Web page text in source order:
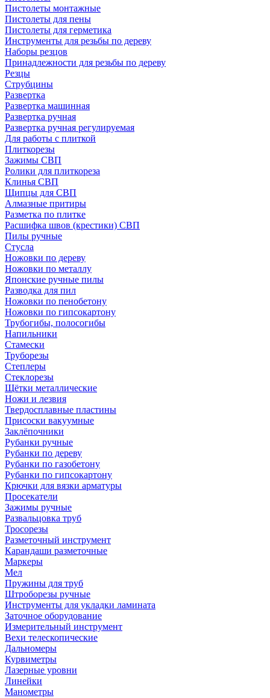
Пистолеты монтажные
Пистолеты для пены
Пистолеты для герметика
Инструменты для резьбы по дереву
Наборы резцов
Принадлежности для резьбы по дереву
Резцы
Струбцины
Развертка
Развертка машинная
Развертка ручная
Развертка ручная регулируемая
Для работы с плиткой
Плиткорезы
Зажимы СВП
Ролики для плиткореза
Клинья СВП
Щипцы для СВП
Алмазные притиры
Разметка по плитке
Расшифка швов (крестики) СВП
Пилы ручные
Стусла
Ножовки по дереву
Ножовки по металлу
Японские ручные пилы
Разводка для пил
Ножовки по пенобетону
Ножовки по гипсокартону
Трубогибы, полосогибы
Напильники
Стамески
Труборезы
Степлеры
Стеклорезы
Щётки металлические
Ножи и лезвия
Твердосплавные пластины
Присоски вакуумные
Заклёпочники
Рубанки ручные
Рубанки по дереву
Рубанки по газобетону
Рубанки по гипсокартону
Крючки для вязки арматуры
Просекатели
Зажимы ручные
Развальцовка труб
Тросорезы
Разметочный инструмент
Карандаши разметочные
Маркеры
Мел
Пружины для труб
Штроборезы ручные
Инструменты для укладки ламината
Заточное оборудование
Измерительный инструмент
Вехи телескопические
Дальномеры
Курвиметры
Лазерные уровни
Линейки
Манометры